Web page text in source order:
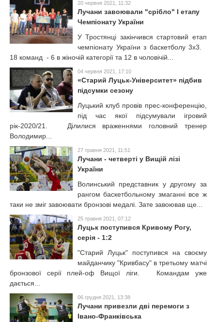
20 червня 2021, 11:32
Лучани завоювали "срібло" І етапу
Чемпіонату України
У Тростянці закінчився стартовий етап
чемпіонату України з баскетболу 3х3.
18 команд - 6 в жіночій категорії та 12 в чоловічій...
04 червня 2021, 17:10
«Старий Луцьк-Університет» підбив
підсумки сезону
Луцький клуб провів прес-конференцію,
під час якої підсумували ігровий
рік-2020/21. Ділилися враженнями головний тренер
Володимир...
27 травня 2021, 11:51
Лучани - четверті у Вищій лізі
України
Волинський представник у другому за
рангом баскетбольному змаганні все ж
таки не зміг завоювати бронзові медалі. Зате завоював ще...
25 травня 2021, 07:12
Луцьк поступився Кривому Рогу,
серія - 1:2
"Старий Луцьк" поступився на своєму
майданчику "Кривбасу" в третьому матчі
бронзової серії плей-оф Вищої ліги. Командам уже
дається...
06 грудня 2021, 13:38
Лучани привезли дві перемоги з
Івано-Франківська